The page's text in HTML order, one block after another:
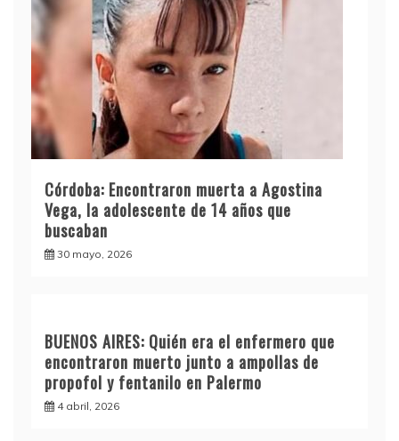
Córdoba: Encontraron muerta a Agostina
Vega, la adolescente de 14 años que
buscaban
30 mayo, 2026
BUENOS AIRES: Quién era el enfermero que
encontraron muerto junto a ampollas de
propofol y fentanilo en Palermo
4 abril, 2026